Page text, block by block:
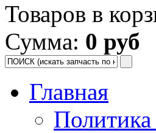
Товаров в
Сумма: 0 руб
Главная